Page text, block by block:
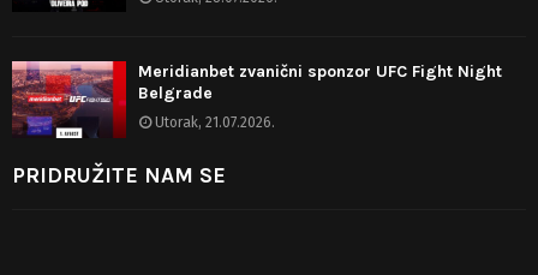
Meridianbet zvanični sponzor UFC Fight Night
Belgrade
Utorak, 21.07.2026.
PRIDRUŽITE NAM SE